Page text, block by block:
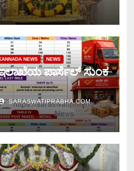
NEWS NEWS
ಪಾರ್ಸೆಲ್ ಸುಂಕ
SARASWATIPRABHA.COM